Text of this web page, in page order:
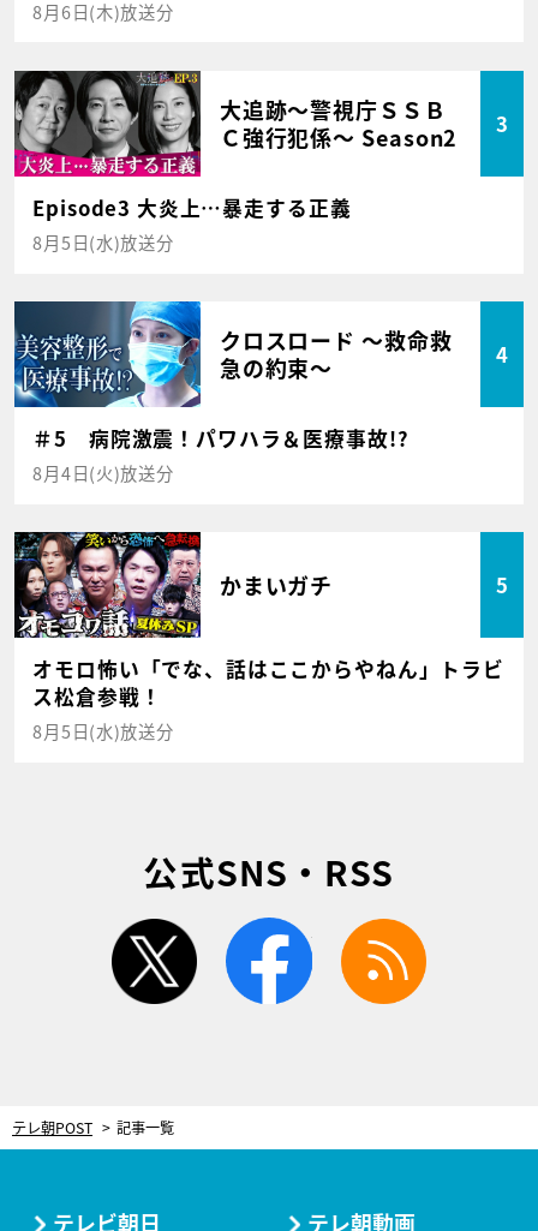
8月6日(木)放送分
大追跡～警視庁ＳＳＢ
Ｃ強行犯係～ Season2
3
Episode3 大炎上…暴走する正義
8月5日(水)放送分
クロスロード ～救命救
急の約束～
4
＃5 病院激震！パワハラ＆医療事故!?
8月4日(火)放送分
かまいガチ 5
オモロ怖い「でな、話はここからやねん」トラビ
ス松倉参戦！
8月5日(水)放送分
公式SNS・RSS
twitter facebook
テレ朝POST 記事一覧
テレビ朝日 テレ朝動画